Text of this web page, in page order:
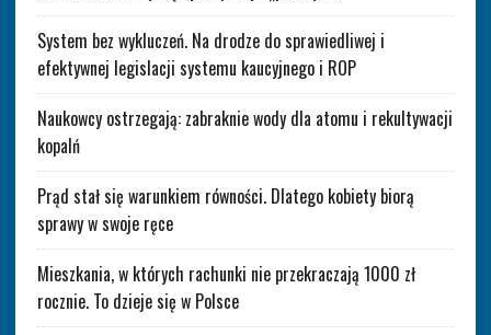
System bez wykluczeń. Na drodze do sprawiedliwej i
efektywnej legislacji systemu kaucyjnego i ROP
Naukowcy ostrzegają: zabraknie wody dla atomu i rekultywacji
kopalń
Prąd stał się warunkiem równości. Dlatego kobiety biorą
sprawy w swoje ręce
Mieszkania, w których rachunki nie przekraczają 1000 zł
rocznie. To dzieje się w Polsce